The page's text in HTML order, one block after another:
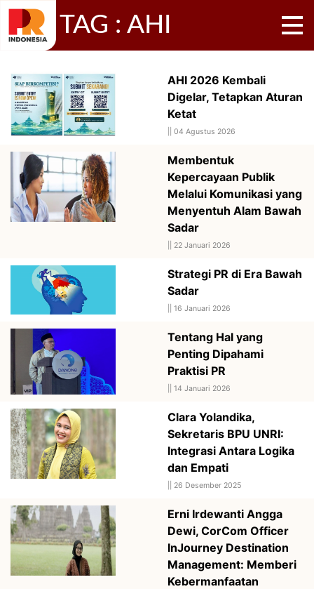
TAG : AHI
AHI 2026 Kembali
Digelar, Tetapkan Aturan
Ketat
04 Agustus 2026
Membentuk
Kepercayaan Publik
Melalui Komunikasi yang
Menyentuh Alam Bawah
Sadar
22 Januari 2026
Strategi PR di Era Bawah
Sadar
16 Januari 2026
Tentang Hal yang
Penting Dipahami
Praktisi PR
14 Januari 2026
Clara Yolandika,
Sekretaris BPU UNRI:
Integrasi Antara Logika
dan Empati
26 Desember 2025
Erni Irdewanti Angga
Dewi, CorCom Officer
InJourney Destination
Management: Memberi
Kebermanfaatan